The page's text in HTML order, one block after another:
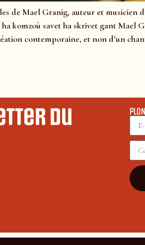
de Mael Granig, auteur et musicien
komzoù savet ha skrivet gant Mael
contemporaine, et non d’un
du